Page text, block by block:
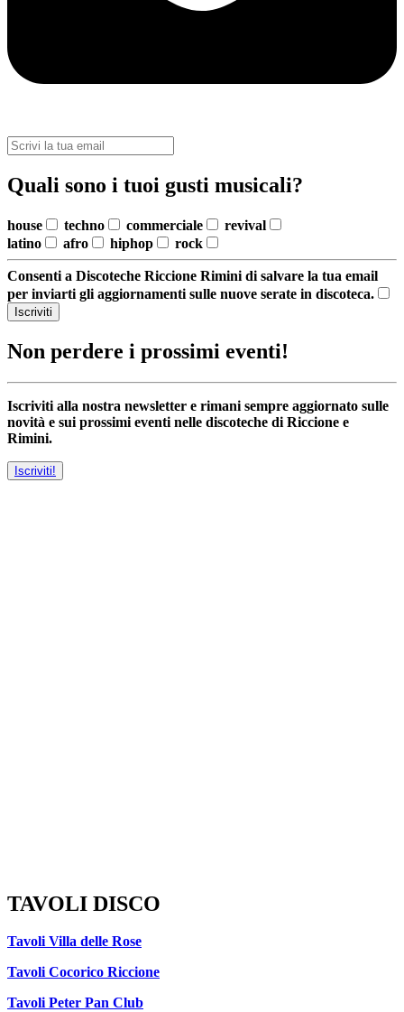
Quali sono i tuoi gusti musicali?
house techno commerciale
revival
latino
afro hiphop rock
Consenti a Discoteche Riccione Rimini di salvare la tua email
per inviarti gli aggiornamenti sulle nuove serate in discoteca.
Iscriviti
Non perdere i prossimi eventi!
Iscriviti alla nostra newsletter e rimani sempre aggiornato sulle
novità e sui prossimi eventi nelle discoteche di Riccione e
Rimini.
Iscriviti!
TAVOLI DISCO
Tavoli Villa delle Rose
Tavoli Cocorico Riccione
Tavoli Peter Pan Club